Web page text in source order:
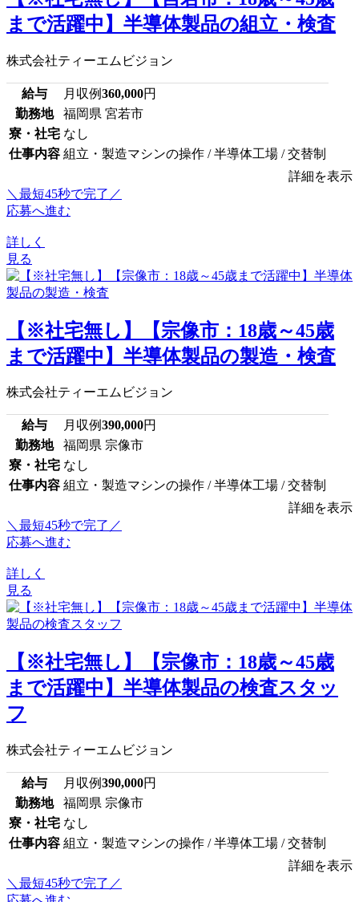
まで活躍中】半導体製品の組立・検査
株式会社ティーエムビジョン
給与 月収例360,000円
勤務地
福岡県 宮若市
寮・社宅 なし
仕事内容 組立・製造マシンの操作 / 半導体工場 / 交替制
詳細を表示
＼最短45秒で完了／
応募へ進む
詳しく
見る
【※社宅無し】【宗像市：18歳～45歳
まで活躍中】半導体製品の製造・検査
株式会社ティーエムビジョン
給与 月収例390,000円
勤務地
福岡県 宗像市
寮・社宅 なし
仕事内容 組立・製造マシンの操作 / 半導体工場 / 交替制
詳細を表示
＼最短45秒で完了／
応募へ進む
詳しく
見る
【※社宅無し】【宗像市：18歳～45歳
まで活躍中】半導体製品の検査スタッ
フ
株式会社ティーエムビジョン
給与 月収例390,000円
勤務地
福岡県 宗像市
寮・社宅 なし
仕事内容 組立・製造マシンの操作 / 半導体工場 / 交替制
詳細を表示
＼最短45秒で完了／